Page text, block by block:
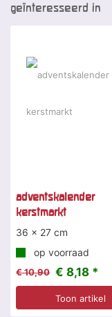
geïnteresseerd in
adventskalender
kerstmarkt
36 x 27 cm
op voorraad
€ 10,90 € 8,18 *
Toon artikel